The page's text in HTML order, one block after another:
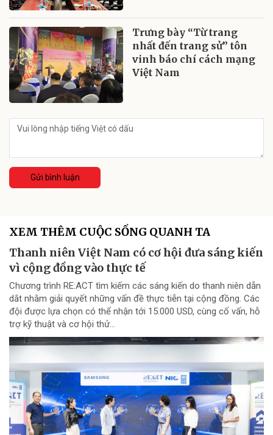
Trưng bày “Từ trang
nhất đến trang sử” tôn
vinh báo chí cách mạng
Việt Nam
Gửi bình luận
XEM THÊM CUỘC SỐNG QUANH TA
Thanh niên Việt Nam có cơ hội đưa sáng kiến
vì cộng đồng vào thực tế
Chương trình RE:ACT tìm kiếm các sáng kiến do thanh niên dẫn
dắt nhằm giải quyết những vấn đề thực tiễn tại cộng đồng. Các
đội được lựa chọn có thể nhận tới 15.000 USD, cùng cố vấn, hỗ
trợ kỹ thuật và cơ hội thử...